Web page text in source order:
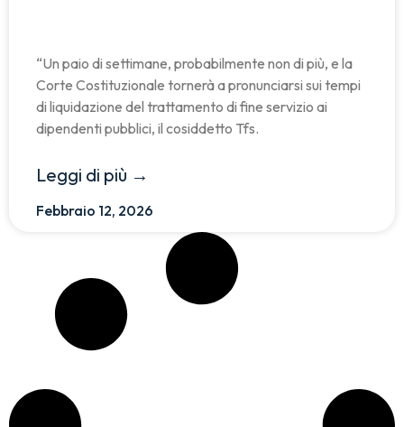
“Un paio di settimane, probabilmente non di più, e la
Corte Costituzionale tornerà a pronunciarsi sui tempi
di liquidazione del trattamento di fine servizio ai
dipendenti pubblici, il cosiddetto Tfs.
Leggi di più →
Febbraio 12, 2026